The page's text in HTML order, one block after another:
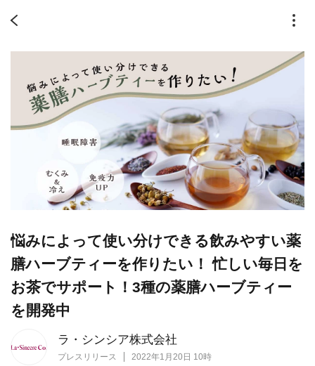
ラ・シンシア株式会社
プレスリリース 2022年1月20日 10時
悩みによって使い分けできる飲みやすい薬
膳ハーブティーを作りたい！ 忙しい毎日を
お茶でサポート！3種の薬膳ハーブティー
を開発中